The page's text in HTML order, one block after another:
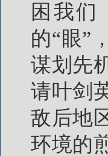
困我们
的“眼”
谋划先
请叶剑
敌后地
环境的